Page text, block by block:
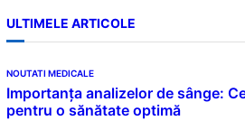
ULTIMELE ARTICOLE
NOUTATI MEDICALE
Importanța analizelor de sânge:
pentru o sănătate optimă